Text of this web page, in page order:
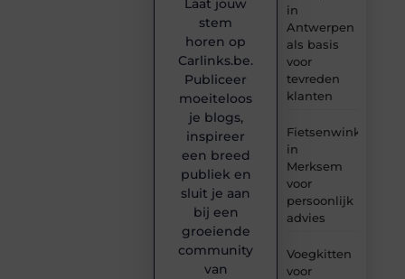
in
Antwerpen
als basis
voor
tevreden
klanten
Fietsenwinkel
in
Merksem
voor
persoonlijk
advies
Voegkitten
voor
Laat jouw
stem
horen op
Carlinks.be.
Publiceer
moeiteloos
je blogs,
inspireer
een breed
publiek en
sluit je aan
bij een
groeiende
community
van